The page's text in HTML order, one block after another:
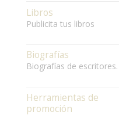
Libros
Publicita tus libros
Biografías
Biografías de escritores.
Herramientas de
promoción